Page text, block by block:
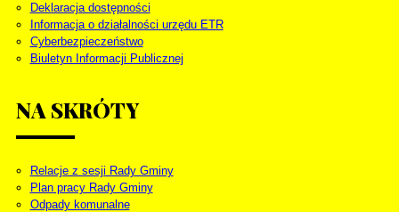
Deklaracja dostępności
Informacja o działalności urzędu ETR
Cyberbezpieczeństwo
Biuletyn Informacji Publicznej
NA SKRÓTY
Relacje z sesji Rady Gminy
Plan pracy Rady Gminy
Odpady komunalne